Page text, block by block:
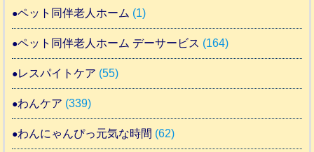
ペット同伴老人ホーム (1)
ペット同伴老人ホーム デーサービス (164)
レスパイトケア (55)
わんケア (339)
わんにゃんぴっ元気な時間 (62)